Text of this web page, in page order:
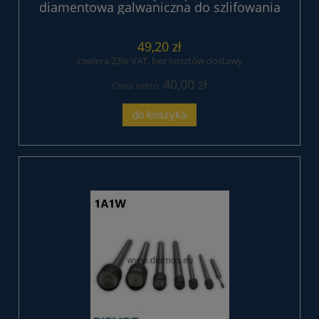
diamentowa galwaniczna do szlifowania
49,20 zł
zawiera 23% VAT, bez kosztów dostawy
Cena netto: 40,00 zł
do koszyka